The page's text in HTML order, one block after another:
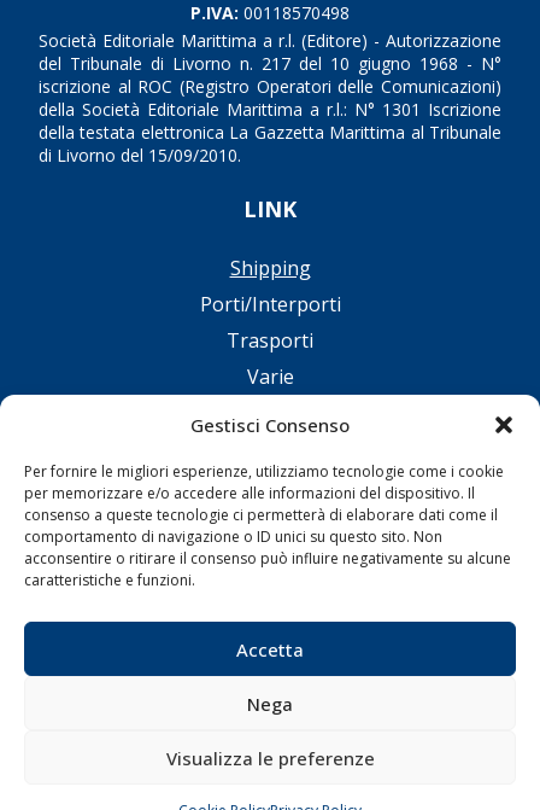
Gestisci Consenso
Per fornire le migliori esperienze, utilizziamo tecnologie come i cookie
per memorizzare e/o accedere alle informazioni del dispositivo. Il
consenso a queste tecnologie ci permetterà di elaborare dati come il
comportamento di navigazione o ID unici su questo sito. Non
acconsentire o ritirare il consenso può influire negativamente su alcune
caratteristiche e funzioni.
Accetta
Nega
Visualizza le preferenze
P.IVA: 00118570498
Società Editoriale Marittima a r.l. (Editore) - Autorizzazione
del Tribunale di Livorno n. 217 del 10 giugno 1968 - N°
iscrizione al ROC (Registro Operatori delle Comunicazioni)
della Società Editoriale Marittima a r.l.: N° 1301 Iscrizione
della testata elettronica La Gazzetta Marittima al Tribunale
di Livorno del 15/09/2010.
LINK
Shipping
Porti/Interporti
Trasporti
Varie
Sostenibilità
Blue economy
Diporto
Chi siamo
SEGUI